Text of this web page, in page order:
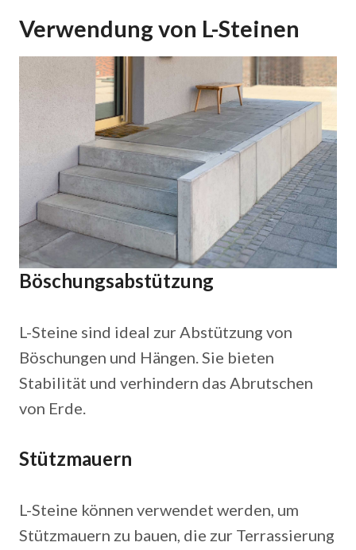
Verwendung von L-Steinen
Böschungsabstützung
L-Steine sind ideal zur Abstützung von
Böschungen und Hängen. Sie bieten
Stabilität und verhindern das Abrutschen
von Erde.
Stützmauern
L-Steine können verwendet werden, um
Stützmauern zu bauen, die zur Terrassierung